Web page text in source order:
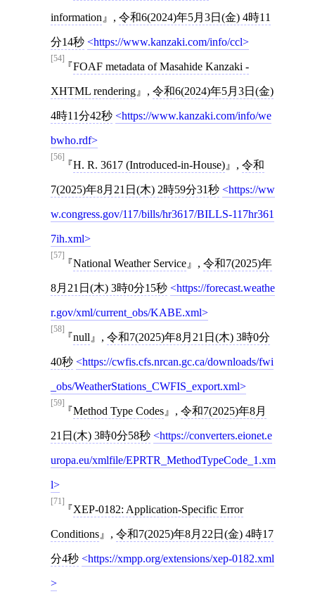
information , 令和6(2024)年5月3日(金) 4時11
分14秒 https://www.kanzaki.com/info/ccl
[54]
FOAF metadata of Masahide Kanzaki -
XHTML rendering , 令和6(2024)年5月3日(金)
4時11分42秒 https://www.kanzaki.com/info/we
bwho.rdf
[56]
H. R. 3617 (Introduced-in-House) , 令和
7(2025)年8月21日(木) 2時59分31秒 https://ww
w.congress.gov/117/bills/hr3617/BILLS-117hr361
7ih.xml
[57]
National Weather Service , 令和7(2025)年
8月21日(木) 3時0分15秒 https://forecast.weathe
r.gov/xml/current_obs/KABE.xml
[58]
null , 令和7(2025)年8月21日(木) 3時0分
40秒 https://cwfis.cfs.nrcan.gc.ca/downloads/fwi
_obs/WeatherStations_CWFIS_export.xml
[59]
Method Type Codes , 令和7(2025)年8月
21日(木) 3時0分58秒 https://converters.eionet.e
uropa.eu/xmlfile/EPRTR_MethodTypeCode_1.xm
l
[71]
XEP-0182: Application-Specific Error
Conditions , 令和7(2025)年8月22日(金) 4時17
分4秒 https://xmpp.org/extensions/xep-0182.xml